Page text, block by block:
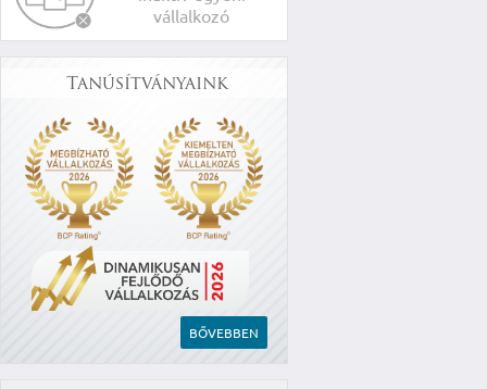
vállalkozó
Tanúsítványaink
BŐVEBBEN